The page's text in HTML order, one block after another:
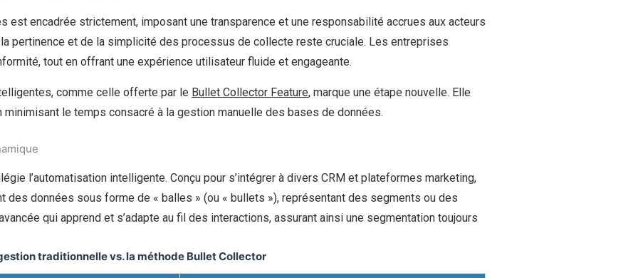
est encadrée strictement, imposant une transparence et une responsabilité accrues aux acteurs
pertinence et de la simplicité des processus de collecte reste cruciale. Les entreprises
tout en offrant une expérience utilisateur fluide et engageante.
comme celle offerte par le Bullet Collector Feature, marque une étape nouvelle. Elle
le temps consacré à la gestion manuelle des bases de données.
l’automatisation intelligente. Conçu pour s’intégrer à divers CRM et plateformes marketing,
des données sous forme de « balles » (ou « bullets »), représentant des segments ou des
qui apprend et s’adapte au fil des interactions, assurant ainsi une segmentation toujours
traditionnelle vs. la méthode Bullet Collector